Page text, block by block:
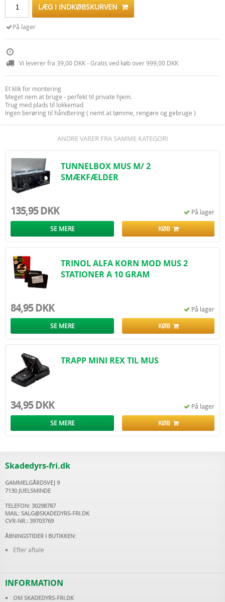
LÆG I INDKØBSKURVEN
På lager
Vi leverer fra 39,00 DKK - Gratis ved køb over 999,00 DKK
Et klik for montering
Meget nem at bruge - perfekt til private hjem.
Trug med plads til lokkemad
Ingen berøring til håndtering ( nemt at tømme, rengøre og gebruge )
ANDRE VARER FRA SAMME KATEGORI
TUNNELBOX MUS M/ 2
SMÆKFÆLDER
135,95 DKK På lager
SE MERE KØB
TRINOL ALFA KORN MOD MUS 2
STATIONER A 10 GRAM
84,95 DKK På lager
SE MERE KØB
TRAPP MINI REX TIL MUS
34,95 DKK På lager
SE MERE KØB
Skadedyrs-fri.dk
GAMMELGÅRDSVEJ 9
7130 JUELSMINDE
TELEFON: 30298787
MAIL: SALG@SKADEDYRS-FRI.DK
CVR-NR.: 39703769
ÅBNINGSTIDER I BUTIKKEN:
Efter aftale
INFORMATION
OM SKADEDYRS-FRI.DK